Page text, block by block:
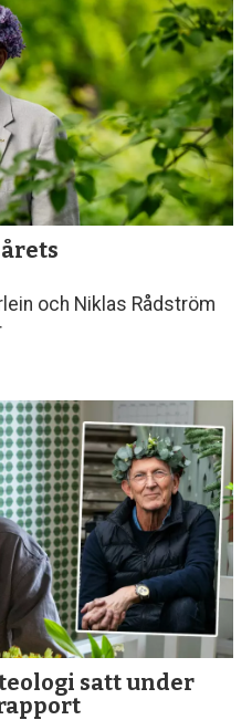
och Niklas Rådström
satt under